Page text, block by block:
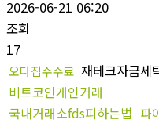
2026-06-21 06:20
조회
17
오다집수수료 재테크자금세
비트코인개인거래
국내거래소fds피하는법
파